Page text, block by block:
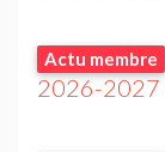
Actu membre
2026-2027